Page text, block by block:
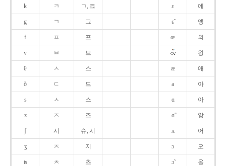
k ㅋ ㄱ, 크 ɛ 에
g ㄱ 그 ɛ̃ 앵
f ㅍ 프 œ 외
v ㅂ 브 욍
θ ㅅ 스 æ 애
ð ㄷ 드 a 아
s ㅅ 스 ɑ 아
z ㅈ 즈 ɑ̃ 앙
ʃ 시 슈, 시 ʌ 어
ʒ ㅈ 지 ɔ 오
ʦ ㅊ 츠 ɔ̃ 옹